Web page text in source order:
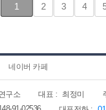
1 2 3 4
네이버 카페
구소 대표 : 최정미